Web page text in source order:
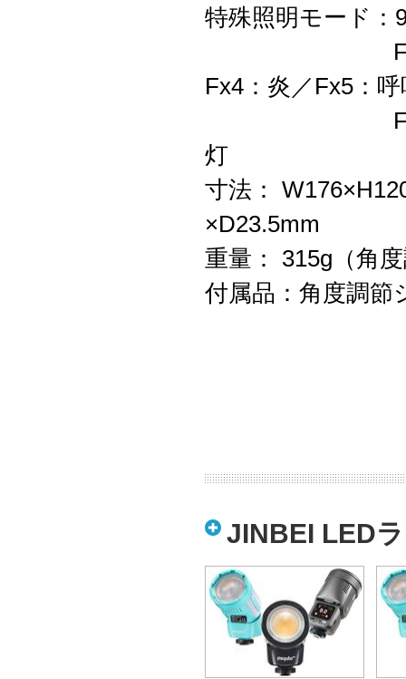
特殊照明モード：
Fx1：TV／
Fx4：炎／Fx5
Fx7：ヘッ
灯
寸法：
×D23.5mm
重量： 315g（角
付属品：角度調節
JINBEI LED